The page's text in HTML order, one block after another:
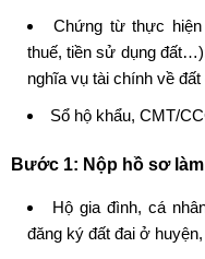
Chứng từ thực
thuế, tiền sử dụng
nghĩa vụ tài chính về
Sổ hộ khẩu, CMT/
Bước 1: Nộp hồ sơ
Hộ gia đình, cá
đăng ký đất đai ở